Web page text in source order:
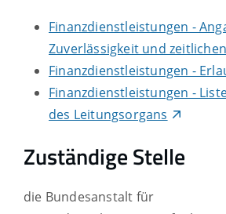
Finanzdienstleistungen -
Zuverlässigkeit und
Finanzdienstleistungen -
Finanzdienstleistungen -
des Leitungsorgans
Zuständige Stelle
die Bundesanstalt für